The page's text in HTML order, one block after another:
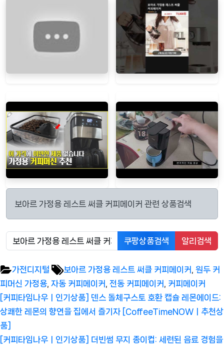
보아르 가정용 레스트 써클 커피메이커 관련 상품검색
쿠팡상품검색 알리검색
가전디지털 Tags:
보아르 가정용 레스트 써클 커피메이커
원두 커
피머신 가정용 자동 커피메이커 전동 커피메이커 커피메이커
글
탐
색
Previous
Post:
[커피타임나우ㅣ인기상품] 덴스 돌체구스토 호환 캡슐 레몬에이드:
상쾌한 레몬의 향연을 집에서 즐기자 [CoffeeTimeNOWㅣ추천상
품]
Next
[커피타임나우ㅣ인기상품] 더빈썸 무지 종이컵: 세련된 음료 경험을